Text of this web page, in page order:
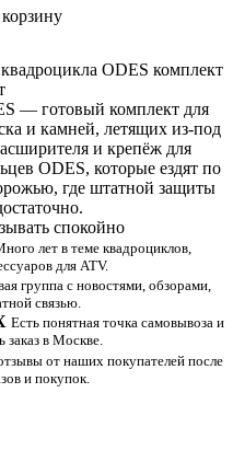
ODES комплект
— готовый комплект для
и камней, летящих из-под
и крепёж для
ODES, которые ездят по
где штатной защиты
спокойно
лет в теме квадроциклов,
для ATV.
группа с новостями, обзорами,
связью.
Есть понятная точка самовывоза и
заказ в Москве.
от наших покупателей после
и покупок.